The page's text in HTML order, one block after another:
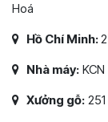
Hoá
Hồ Chí Minh:
Nhà máy:
Xưởng gỗ: